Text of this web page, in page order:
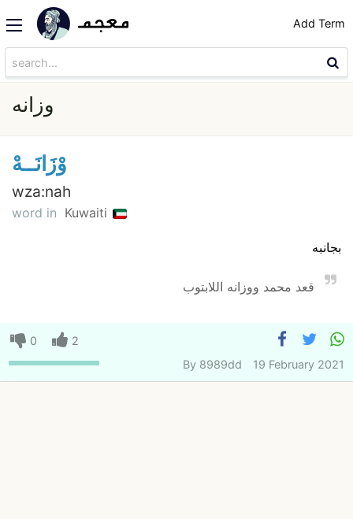
Add Term
وزانه
وْزَانَــهْ
wza:nah
word in Kuwaiti
بجانبه
قعد محمد ووزانه اللابتوب
0
2
By 8989dd 19 February 2021